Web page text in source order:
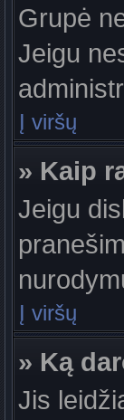
Grupė
Jeigu
Į viršų
» Kaip
Jeigu
Į viršų
» Ką
Jis